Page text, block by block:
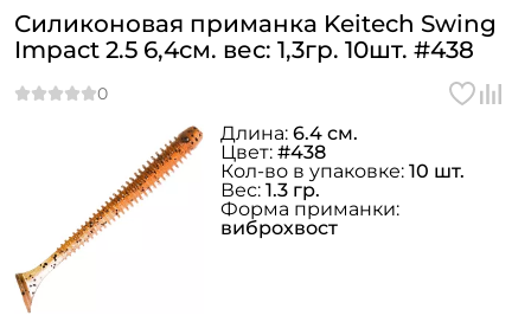
Силиконовая приманка Keitech Swing
Impact 2.5 6,4см. вес: 1,3гр. 10шт. #438
Длина: 6.4 см.
Цвет: #438
Кол-во в упаковке: 10 шт.
Вес: 1.3 гр.
Форма приманки:
виброхвост